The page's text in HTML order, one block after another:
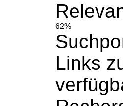
62%
Links